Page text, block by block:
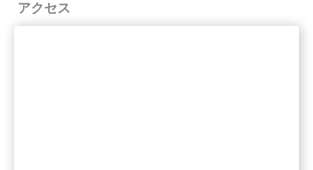
アクセス